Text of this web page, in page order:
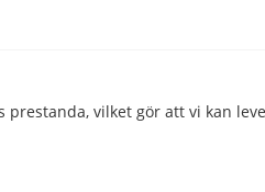
prestanda, vilket gör att vi kan